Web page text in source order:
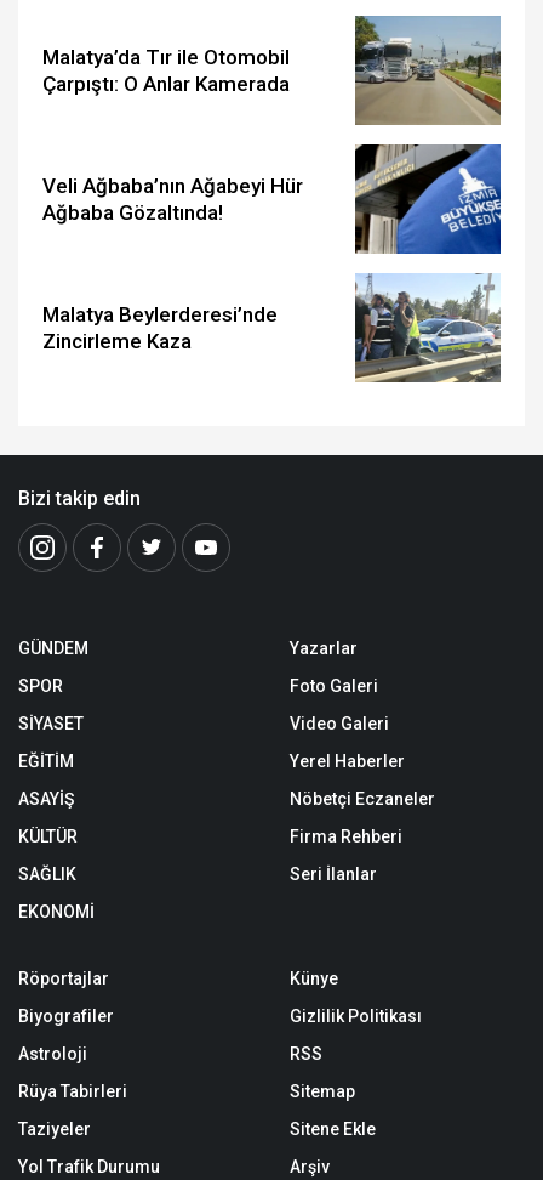
Malatya’da Tır ile Otomobil
Çarpıştı: O Anlar Kamerada
Veli Ağbaba’nın Ağabeyi Hür
Ağbaba Gözaltında!
Malatya Beylerderesi’nde
Zincirleme Kaza
Bizi takip edin
GÜNDEM
SPOR
SİYASET
EĞİTİM
ASAYİŞ
KÜLTÜR
SAĞLIK
EKONOMİ
Yazarlar
Foto Galeri
Video Galeri
Yerel Haberler
Nöbetçi Eczaneler
Firma Rehberi
Seri İlanlar
Röportajlar
Biyografiler
Astroloji
Rüya Tabirleri
Taziyeler
Yol Trafik Durumu
Künye
Gizlilik Politikası
RSS
Sitemap
Sitene Ekle
Arşiv